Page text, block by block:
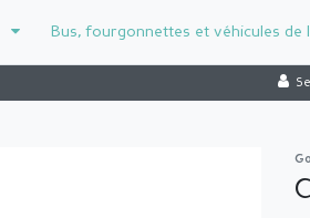
Bus, fourgonnettes et véhicules de